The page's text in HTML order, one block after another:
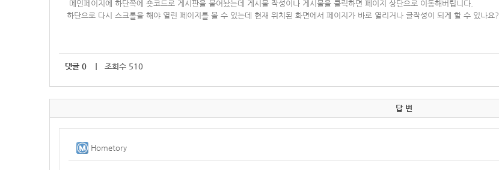
메인페이지에 하단쪽에 숏코드로 게시판을 붙여놨는데 게시물 작성이나 게시물을 클릭하면 페이지 상단으로 이동해버립니다.
하단으로 다시 스크롤을 해야 열린 페이지를 볼 수 있는데 현재 위치된 화면에서 페이지가 바로 열리거나 글작성이 되게 할 수 있나요?
댓글 0 ｜ 조회수 510
답 변
Hometory